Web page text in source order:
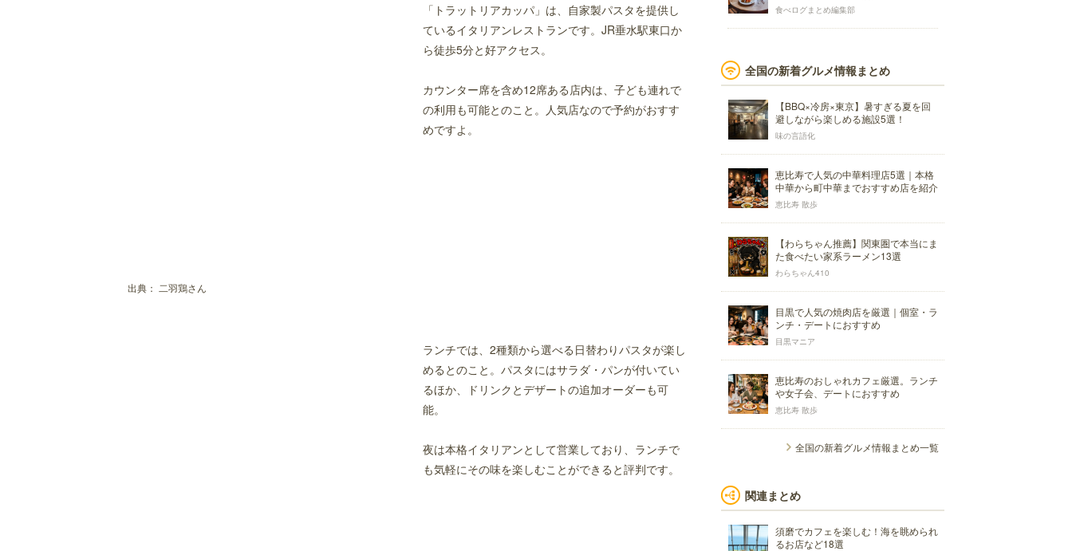
出典： 二羽鶏さん
「トラットリアカッパ」は、自家製パスタを提供し
ているイタリアンレストランです。JR垂水駅東口か
ら徒歩5分と好アクセス。
カウンター席を含め12席ある店内は、子ども連れで
の利用も可能とのこと。人気店なので予約がおすす
めですよ。
ランチでは、2種類から選べる日替わりパスタが楽し
めるとのこと。パスタにはサラダ・パンが付いてい
るほか、ドリンクとデザートの追加オーダーも可
能。
夜は本格イタリアンとして営業しており、ランチで
も気軽にその味を楽しむことができると評判です。
食べログまとめ編集部
全国の新着グルメ情報まとめ
【BBQ×冷房×東京】暑すぎる夏を回
避しながら楽しめる施設5選！
味の言語化
恵比寿で人気の中華料理店5選｜本格
中華から町中華までおすすめ店を紹介
恵比寿 散歩
【わらちゃん推薦】関東圏で本当にま
た食べたい家系ラーメン13選
わらちゃん410
目黒で人気の焼肉店を厳選｜個室・ラ
ンチ・デートにおすすめ
目黒マニア
恵比寿のおしゃれカフェ厳選。ランチ
や女子会、デートにおすすめ
恵比寿 散歩
全国の新着グルメ情報まとめ一覧
関連まとめ
須磨でカフェを楽しむ！海を眺められ
るお店など18選